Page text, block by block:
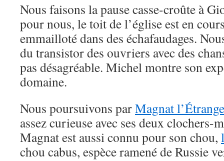
Nous faisons la pause casse-croûte à
pour nous, le toit de l’église est en
emmailloté dans des échafaudages.
du transistor des ouvriers avec des
pas désagréable. Michel montre son
domaine.
Nous poursuivons parMagnat l’Étrange
assez curieuse avec ses deux clochers-
Magnat est aussi connu pour son chou,
chou cabus, espèce ramené de Russie